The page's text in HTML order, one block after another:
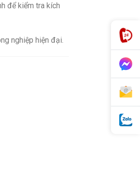
để kiểm tra kích
nghiệp hiện đại.